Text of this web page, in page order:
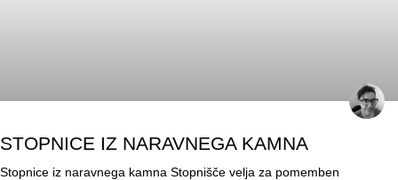
STOPNICE IZ NARAVNEGA KAMNA
Stopnice iz naravnega kamna Stopnišče velja za pomemben